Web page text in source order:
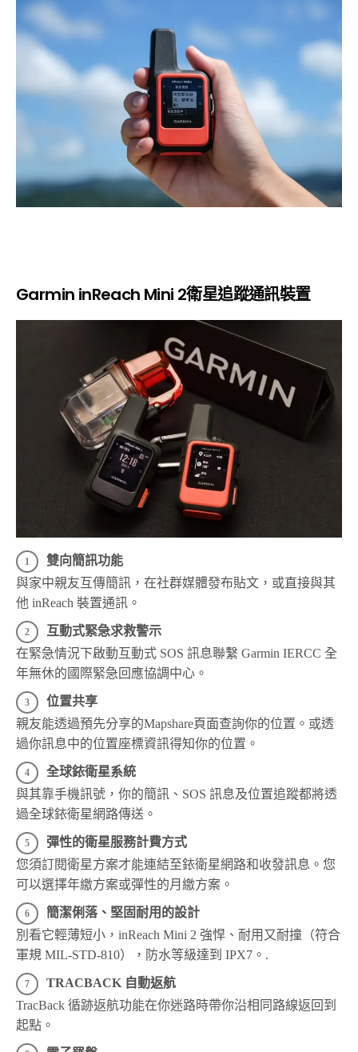
Garmin inReach Mini 2衛星追蹤通訊裝置
雙向簡訊功能
與家中親友互傳簡訊，在社群媒體發布貼文，或直接與其
他 inReach 裝置通訊。
互動式緊急求救警示
在緊急情況下啟動互動式 SOS 訊息聯繫 Garmin IERCC 全
年無休的國際緊急回應協調中心。
位置共享
親友能透過預先分享的Mapshare頁面查詢你的位置。或透
過你訊息中的位置座標資訊得知你的位置。
全球銥衛星系統
與其靠手機訊號，你的簡訊、SOS 訊息及位置追蹤都將透
過全球銥衛星網路傳送。
彈性的衛星服務計費方式
您須訂閱衛星方案才能連結至銥衛星網路和收發訊息。您
可以選擇年繳方案或彈性的月繳方案。
簡潔俐落、堅固耐用的設計
別看它輕薄短小，inReach Mini 2 強悍、耐用又耐撞（符合
軍規 MIL-STD-810），防水等級達到 IPX7。.
TRACBACK 自動返航
TracBack 循跡返航功能在你迷路時帶你沿相同路線返回到
起點。